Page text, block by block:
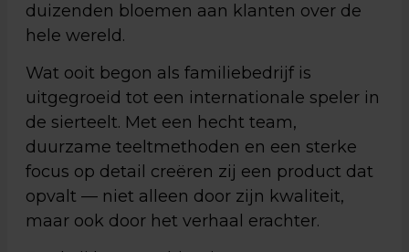
duizenden bloemen aan klanten over de
hele wereld.
Wat ooit begon als familiebedrijf is
uitgegroeid tot een internationale speler in
de sierteelt. Met een hecht team,
duurzame teeltmethoden en een sterke
focus op detail creëren zij een product dat
opvalt — niet alleen door zijn kwaliteit,
maar ook door het verhaal erachter.